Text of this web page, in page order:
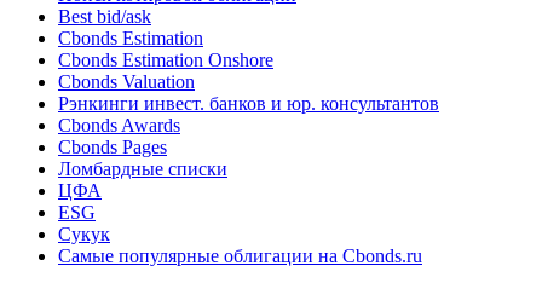
Поиск облигаций & Карты рынка
Поиск облигаций (ИИ)
Ближайшие размещения (Россия)
Поиск котировок облигаций
Best bid/ask
Cbonds Estimation
Cbonds Estimation Onshore
Cbonds Valuation
Рэнкинги инвест. банков и юр. консультантов
Cbonds Awards
Cbonds Pages
Ломбардные списки